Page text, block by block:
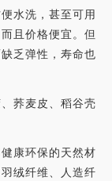
水洗，甚至可用
且价格便宜。但
乏弹性，寿命也
荞麦皮、稻谷壳
康环保的天然材
绒纤维、人造纤